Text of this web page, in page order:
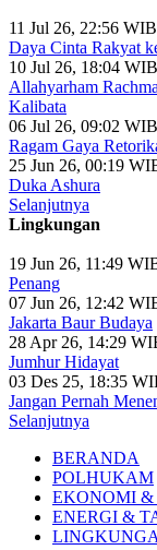
11 Jul 26, 22:56
Daya Cinta Rakyat
10 Jul 26, 18:04
Allahyarham
Kalibata
06 Jul 26, 09:02
Ragam Gaya
25 Jun 26, 00:19
Duka Ashura
Selanjutnya
Lingkungan
19 Jun 26, 11:49
Penang
07 Jun 26, 12:42
Jakarta Baur Budaya
28 Apr 26, 14:29
Jumhur Hidayat
03 Des 25, 18:35
Jangan Pernah
Selanjutnya
BERANDA
POLHUKAM
EKONOMI &
ENERGI &